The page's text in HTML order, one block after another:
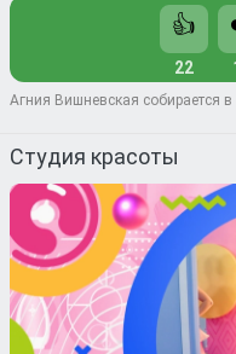
👍
22
Агния Вишневская собирается
Студия красоты